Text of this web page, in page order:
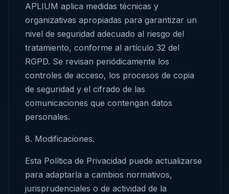
APLIUM aplica medidas técnicas y
organizativas apropiadas para garantizar un
nivel de seguridad adecuado al riesgo del
tratamiento, conforme al artículo 32 del
RGPD. Se revisan periódicamente los
controles de acceso, los procesos de copia
de seguridad y el cifrado de las
comunicaciones que contengan datos
personales.
8. Modificaciones.
Esta Política de Privacidad puede actualizarse
para adaptarla a cambios normativos,
jurisprudenciales o de actividad de la